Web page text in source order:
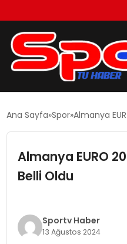
EKONOMI
TEKNOLOJI
Ana Sayfa Spor Almanya
Almanya EURO
Belli Oldu
Sportv Haber
13 Ağustos 2024